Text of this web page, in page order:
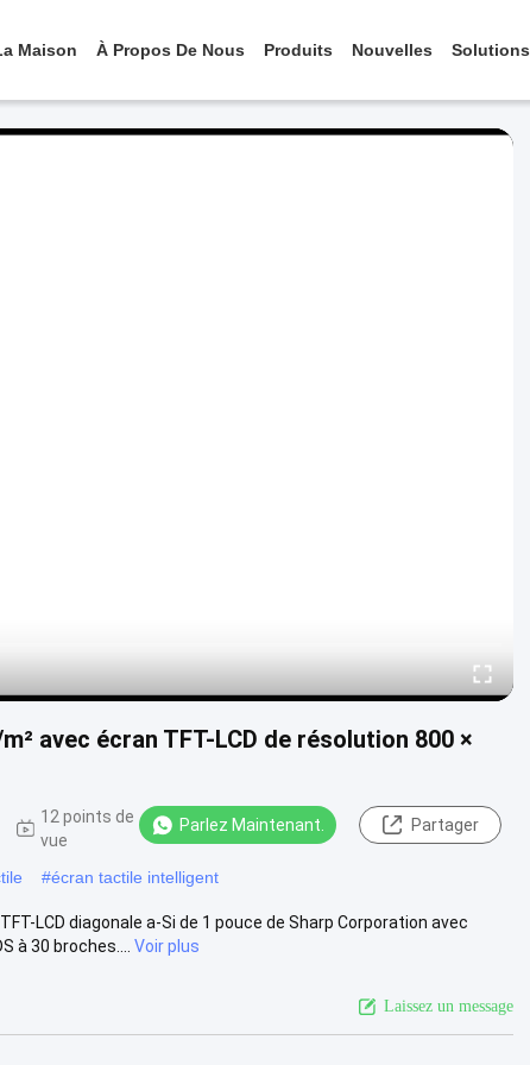
Maison À Propos De Nous Produits Nouvelles Solutions
avec écran TFT-LCD de résolution 800 ×
12 points de
vue
Parlez Maintenant. Partager
#écran tactile intelligent
LCD diagonale a-Si de 1 pouce de Sharp Corporation avec
à 30 broches....
Voir plus
Laissez un message